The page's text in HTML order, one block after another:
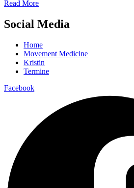
Read More
Social Media
Home
Movement Medicine
Kristin
Termine
Facebook